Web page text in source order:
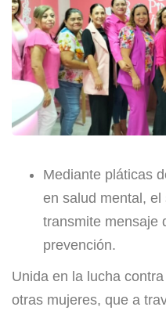
Mediante pláticas
en salud mental,
transmite mensaje
prevención.
Unida en la lucha
otras mujeres, que a